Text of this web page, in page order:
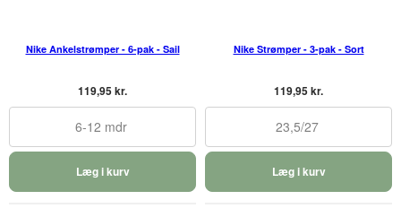
Nike Ankelstrømper - 6-pak - Sail
119,95 kr.
6-12 mdr
Læg i kurv
Nike Strømper - 3-pak - Sort
119,95 kr.
23,5/27
Læg i kurv